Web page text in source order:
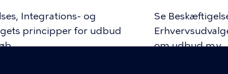
Integrations- og
principper for udbud
Se
om udbud m.v.